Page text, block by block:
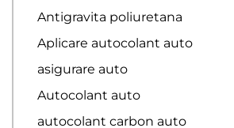
Antigravita poliuretana
Aplicare autocolant auto
asigurare auto
Autocolant auto
autocolant carbon auto